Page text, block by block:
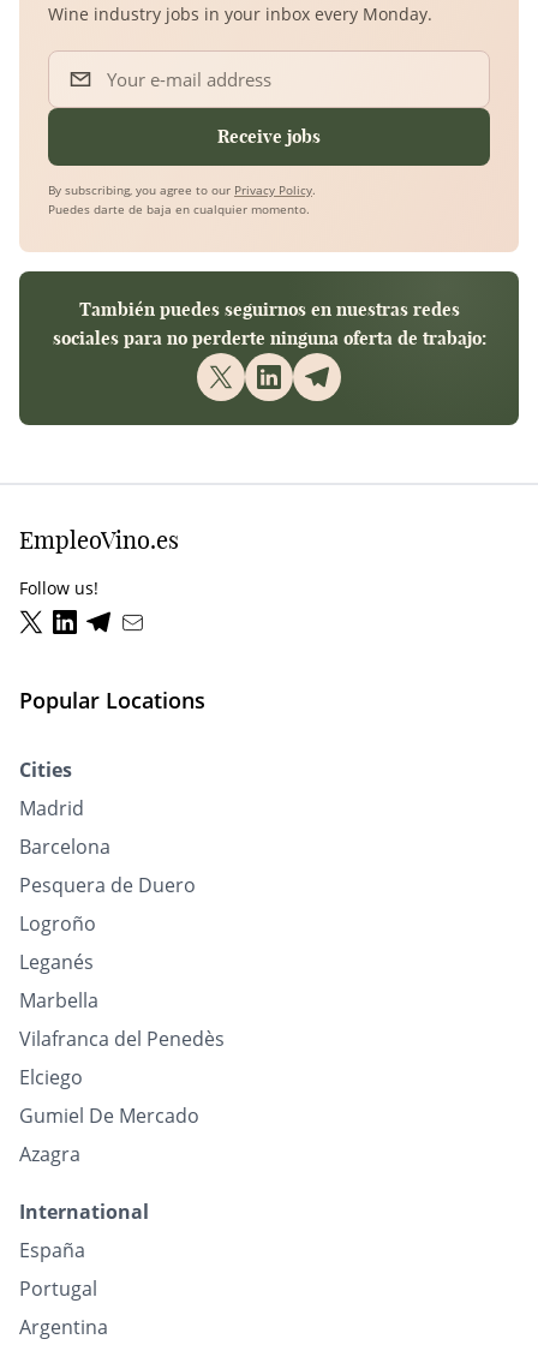
Wine industry jobs in your inbox every Monday.
Your e-mail address
Receive jobs
By subscribing, you agree to our Privacy Policy.
Puedes darte de baja en cualquier momento.
También puedes seguirnos en nuestras redes
sociales para no perderte ninguna oferta de trabajo:
EmpleoVino.es
Follow us!
Popular Locations
Cities
Madrid
Barcelona
Pesquera de Duero
Logroño
Leganés
Marbella
Vilafranca del Penedès
Elciego
Gumiel De Mercado
Azagra
International
España
Portugal
Argentina